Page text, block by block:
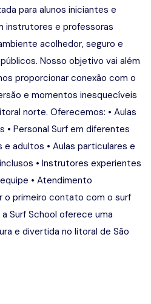
para alunos iniciantes e
instrutores e professoras
acolhedor, seguro e
Nosso objetivo vai além
proporcionar conexão com o
e momentos inesquecíveis
norte. Oferecemos: • Aulas
• Personal Surf em diferentes
e adultos • Aulas particulares e
• Instrutores experientes
• Atendimento
o primeiro contato com o surf
Surf School oferece uma
e divertida no litoral de São